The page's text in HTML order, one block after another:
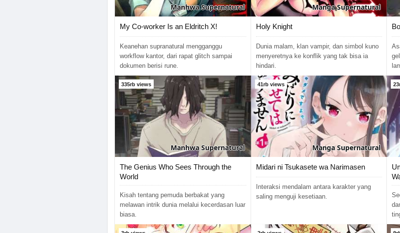
ManhwaSupernatural
My Co-worker Is an Eldritch X!
Keanehan supranatural mengganggu
workflow kantor, dari rapat glitch sampai
dokumen berisi rune.
MangaSupernatural
Holy Knight
Dunia malam, klan vampir, dan simbol kuno
menyeretnya ke konflik yang tak bisa ia
hindari.
335rb views
ManhwaSupernatural
The Genius Who Sees Through the
World
Kisah tentang pemuda berbakat yang
melawan intrik dunia melalui kecerdasan luar
biasa.
41rb views
MangaSupernatural
Midari ni Tsukasete wa Narimasen
Interaksi mendalam antara karakter yang
saling menguji kesetiaan.